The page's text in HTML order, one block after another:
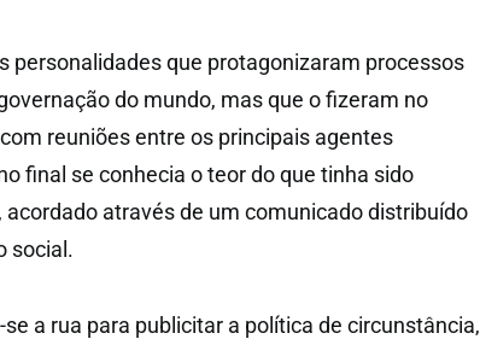
personalidades que protagonizaram processos
do mundo, mas que o fizeram no
reuniões entre os principais agentes
final se conhecia o teor do que tinha sido
através de um comunicado distribuído
social.
a rua para publicitar a política de circunstância,